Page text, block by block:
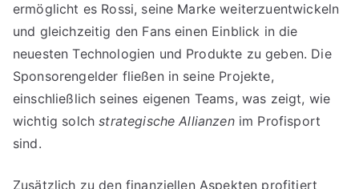
ermöglicht es Rossi, seine Marke weiterzuentwickeln
und gleichzeitig den Fans einen Einblick in die
neuesten Technologien und Produkte zu geben. Die
Sponsorengelder fließen in seine Projekte,
einschließlich seines eigenen Teams, was zeigt, wie
wichtig solchstrategische Allianzenim Profisport
sind.
Zusätzlich zu den finanziellen Aspekten profitiert